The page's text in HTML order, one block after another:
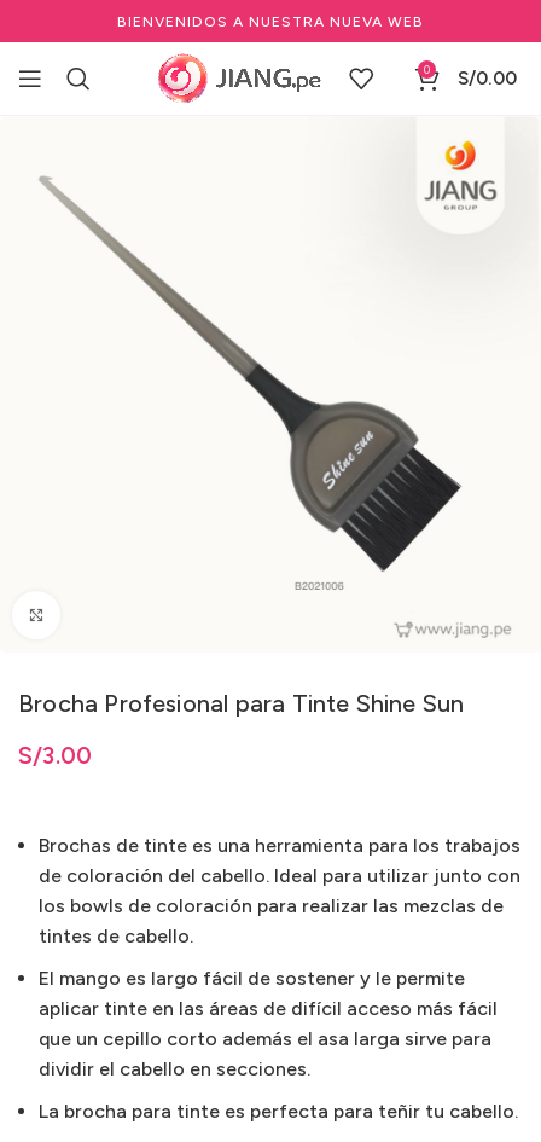
BIENVENIDOS A NUESTRA NUEVA WEB
0 S/0.00
Herramientas de salón de belleza
Brochas para Tinte Profesional
Brocha Profesional para Tinte Shine Sun
S/3.00
S/3.00
Brochas de tinte es una herramienta para los trabajos
de coloración del cabello. Ideal para utilizar junto con
los bowls de coloración para realizar las mezclas de
tintes de cabello.
El mango es largo fácil de sostener y le permite
aplicar tinte en las áreas de difícil acceso más fácil
que un cepillo corto además el asa larga sirve para
dividir el cabello en secciones.
La brocha para tinte es perfecta para teñir tu cabello.